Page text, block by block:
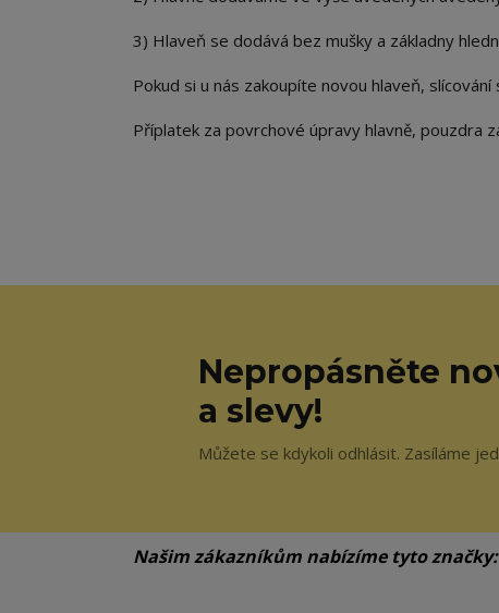
3) Hlaveň se dodává bez mušky a základny
Pokud si u nás zakoupíte novou hlaveň,
Příplatek za povrchové úpravy hlavně, pouzdra
Nepropásněte
a slevy!
Můžete se kdykoli odhlásit. Zasíláme
Našim zákazníkům nabízíme tyto značky: